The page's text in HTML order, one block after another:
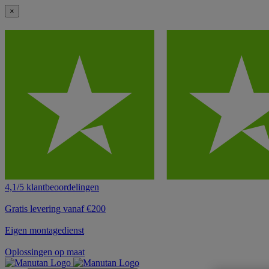
×
4,1/5 klantbeoordelingen
Gratis levering vanaf €200
Eigen montagedienst
Oplossingen op maat